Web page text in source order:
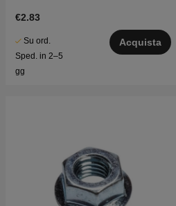
€2.83
Su ord.
Sped. in 2–5
gg
Acquista